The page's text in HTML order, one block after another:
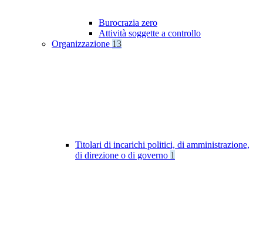
Burocrazia zero
Attività soggette a controllo
Organizzazione 13
Titolari di incarichi politici, di amministrazione,
di direzione o di governo 1